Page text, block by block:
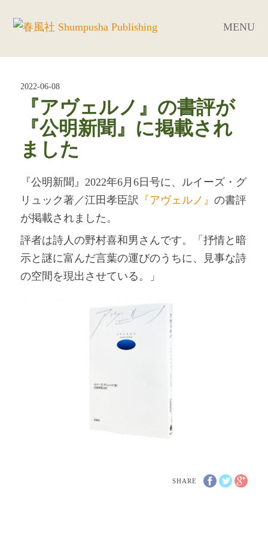
MENU
2022-06-08
『アヴェルノ』の書評が
『公明新聞』に掲載され
ました
『公明新聞』2022年6月6日号に、ルイーズ・グ
リュック著／江田孝臣訳
『アヴェルノ』の書評
が掲載されました。
評者は詩人の野村喜和男さんです。「抒情と暗
示と謎に富んだ言葉の運びのうちに、見事な詩
の空間を現出させている。」
SHARE